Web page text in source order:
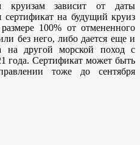
круизам зависит от даты
сертификат на будущий круиз
100% от отмененного
без него, либо дается еще и
на другой морской поход с
года. Сертификат может быть
тоже до сентября